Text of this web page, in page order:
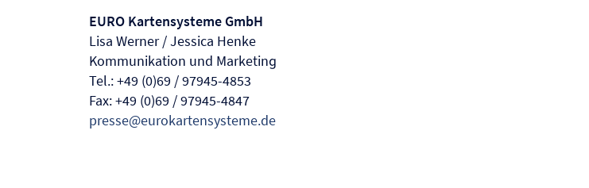
EURO Kartensysteme GmbH
Lisa Werner / Jessica Henke
Kommunikation und Marketing
Tel.: +49 (0)69 / 97945-4853
Fax: +49 (0)69 / 97945-4847
presse@eurokartensysteme.de